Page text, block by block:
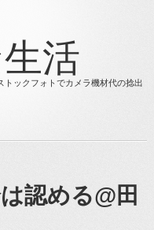
活
ックフォトでカメラ機材代の捻出
認める@田